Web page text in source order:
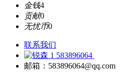
金钱4
贡献0
无忧币0
联系我们
583896064
邮箱：583896064@qq.com